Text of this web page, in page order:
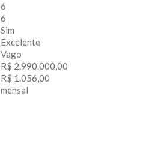
6
6
Sim
Excelente
Vago
R$ 2.990.000,00
R$ 1.056,00
mensal